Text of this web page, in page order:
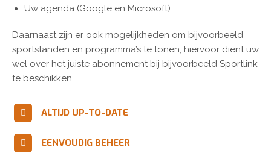
Uw agenda (Google en Microsoft).
Daarnaast zijn er ook mogelijkheden om bijvoorbeeld
sportstanden en programma’s te tonen, hiervoor dient uw
wel over het juiste abonnement bij bijvoorbeeld Sportlink
te beschikken.
ALTIJD UP-TO-DATE
EENVOUDIG BEHEER